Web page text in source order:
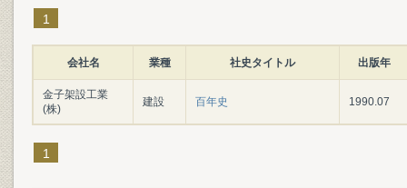
1
会社名 業種 社史タイトル 出版年
金子架設工業
(株)
建設 百年史 1990.07
1